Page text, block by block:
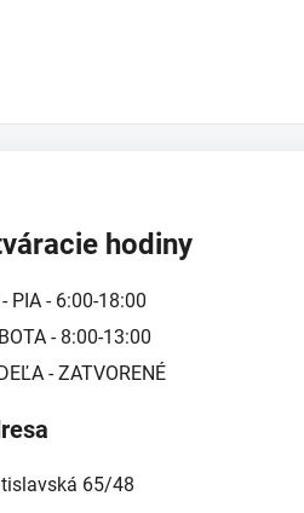
hodiny
- PIA - 6:00-18:00
- 8:00-13:00
- ZATVORENÉ
65/48